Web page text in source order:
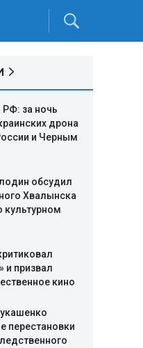
за ночь
дрона
и Черным
обсудил
Хвалынска
культурном
и призвал
кино
перестановки